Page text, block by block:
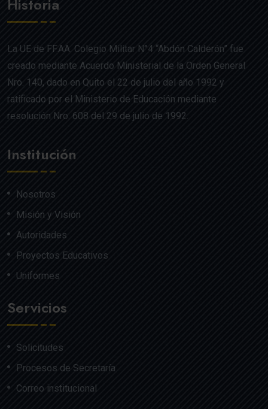
Historia
La UE de FF.AA. Colegio Militar N°4 “Abdón Calderón” fue
creado mediante Acuerdo Ministerial de la Orden General
Nro. 140, dado en Quito el 22 de julio del año 1992 y
ratificado por el Ministerio de Educación mediante
resolución Nro. 608 del 29 de julio de 1992.
Institución
Nosotros
Misión y Visión
Autoridades
Proyectos Educativos
Uniformes
Servicios
Solicitudes
Procesos de Secretaría
Correo institucional